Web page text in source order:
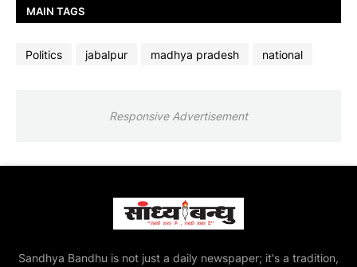
MAIN TAGS
Politics jabalpur madhya pradesh national
Responsive Advertisement
Sandhya Bandhu is not just a daily newspaper; it's a tradition,